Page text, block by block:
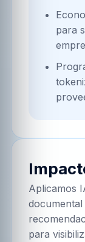
para
Aplicamos
para